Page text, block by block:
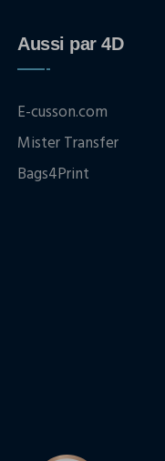
Aussi par 4D
E-cusson.com
Mister Transfer
Bags4Print